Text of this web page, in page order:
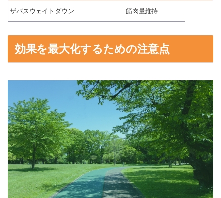
ザバスウェイトダウン 筋肉量維持
効果を最大化するための注意点